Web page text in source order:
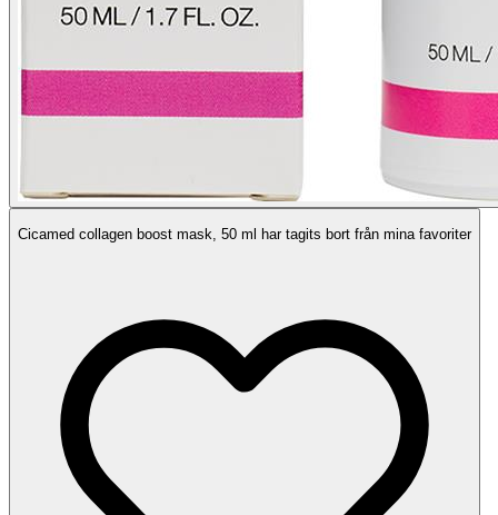
Cicamed collagen boost mask, 50 ml har tagits bort från mina favoriter